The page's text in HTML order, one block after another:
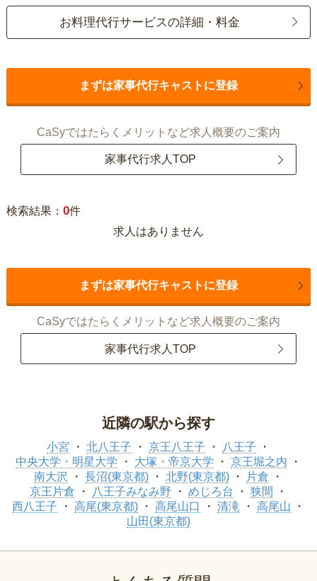
お料理代行サービスの詳細・料金
まずは家事代行キャストに登録
CaSyではたらくメリットなど求人概要のご案内
家事代行求人TOP
検索結果： 0件
求人はありません
まずは家事代行キャストに登録
CaSyではたらくメリットなど求人概要のご案内
家事代行求人TOP
近隣の駅から探す
小宮 北八王子 京王八王子
八王子
中央大学・明星大学
大塚・帝京大学
京王堀之内
南大沢
長沼(東京都) 北野(東京都)
片倉
京王片倉
八王子みなみ野 めじろ台
狭間
西八王子
高尾(東京都) 高尾山口 清滝
高尾山
山田(東京都)